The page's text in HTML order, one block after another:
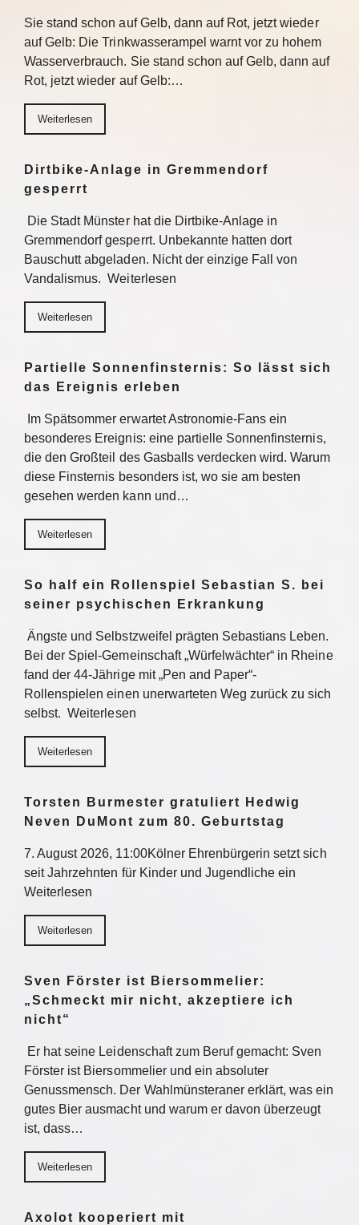
Sie stand schon auf Gelb, dann auf Rot, jetzt wieder
auf Gelb: Die Trinkwasserampel warnt vor zu hohem
Wasserverbrauch. Sie stand schon auf Gelb, dann auf
Rot, jetzt wieder auf Gelb:…
Weiterlesen
Dirtbike-Anlage in Gremmendorf
gesperrt
Die Stadt Münster hat die Dirtbike-Anlage in
Gremmendorf gesperrt. Unbekannte hatten dort
Bauschutt abgeladen. Nicht der einzige Fall von
Vandalismus. Weiterlesen
Weiterlesen
Partielle Sonnenfinsternis: So lässt sich
das Ereignis erleben
Im Spätsommer erwartet Astronomie-Fans ein
besonderes Ereignis: eine partielle Sonnenfinsternis,
die den Großteil des Gasballs verdecken wird. Warum
diese Finsternis besonders ist, wo sie am besten
gesehen werden kann und…
Weiterlesen
So half ein Rollenspiel Sebastian S. bei
seiner psychischen Erkrankung
Ängste und Selbstzweifel prägten Sebastians Leben.
Bei der Spiel-Gemeinschaft „Würfelwächter“ in Rheine
fand der 44-Jährige mit „Pen and Paper“-
Rollenspielen einen unerwarteten Weg zurück zu sich
selbst. Weiterlesen
Weiterlesen
Torsten Burmester gratuliert Hedwig
Neven DuMont zum 80. Geburtstag
7. August 2026, 11:00Kölner Ehrenbürgerin setzt sich
seit Jahrzehnten für Kinder und Jugendliche ein
Weiterlesen
Weiterlesen
Sven Förster ist Biersommelier:
„Schmeckt mir nicht, akzeptiere ich
nicht“
Er hat seine Leidenschaft zum Beruf gemacht: Sven
Förster ist Biersommelier und ein absoluter
Genussmensch. Der Wahlmünsteraner erklärt, was ein
gutes Bier ausmacht und warum er davon überzeugt
ist, dass…
Weiterlesen
Axolot kooperiert mit